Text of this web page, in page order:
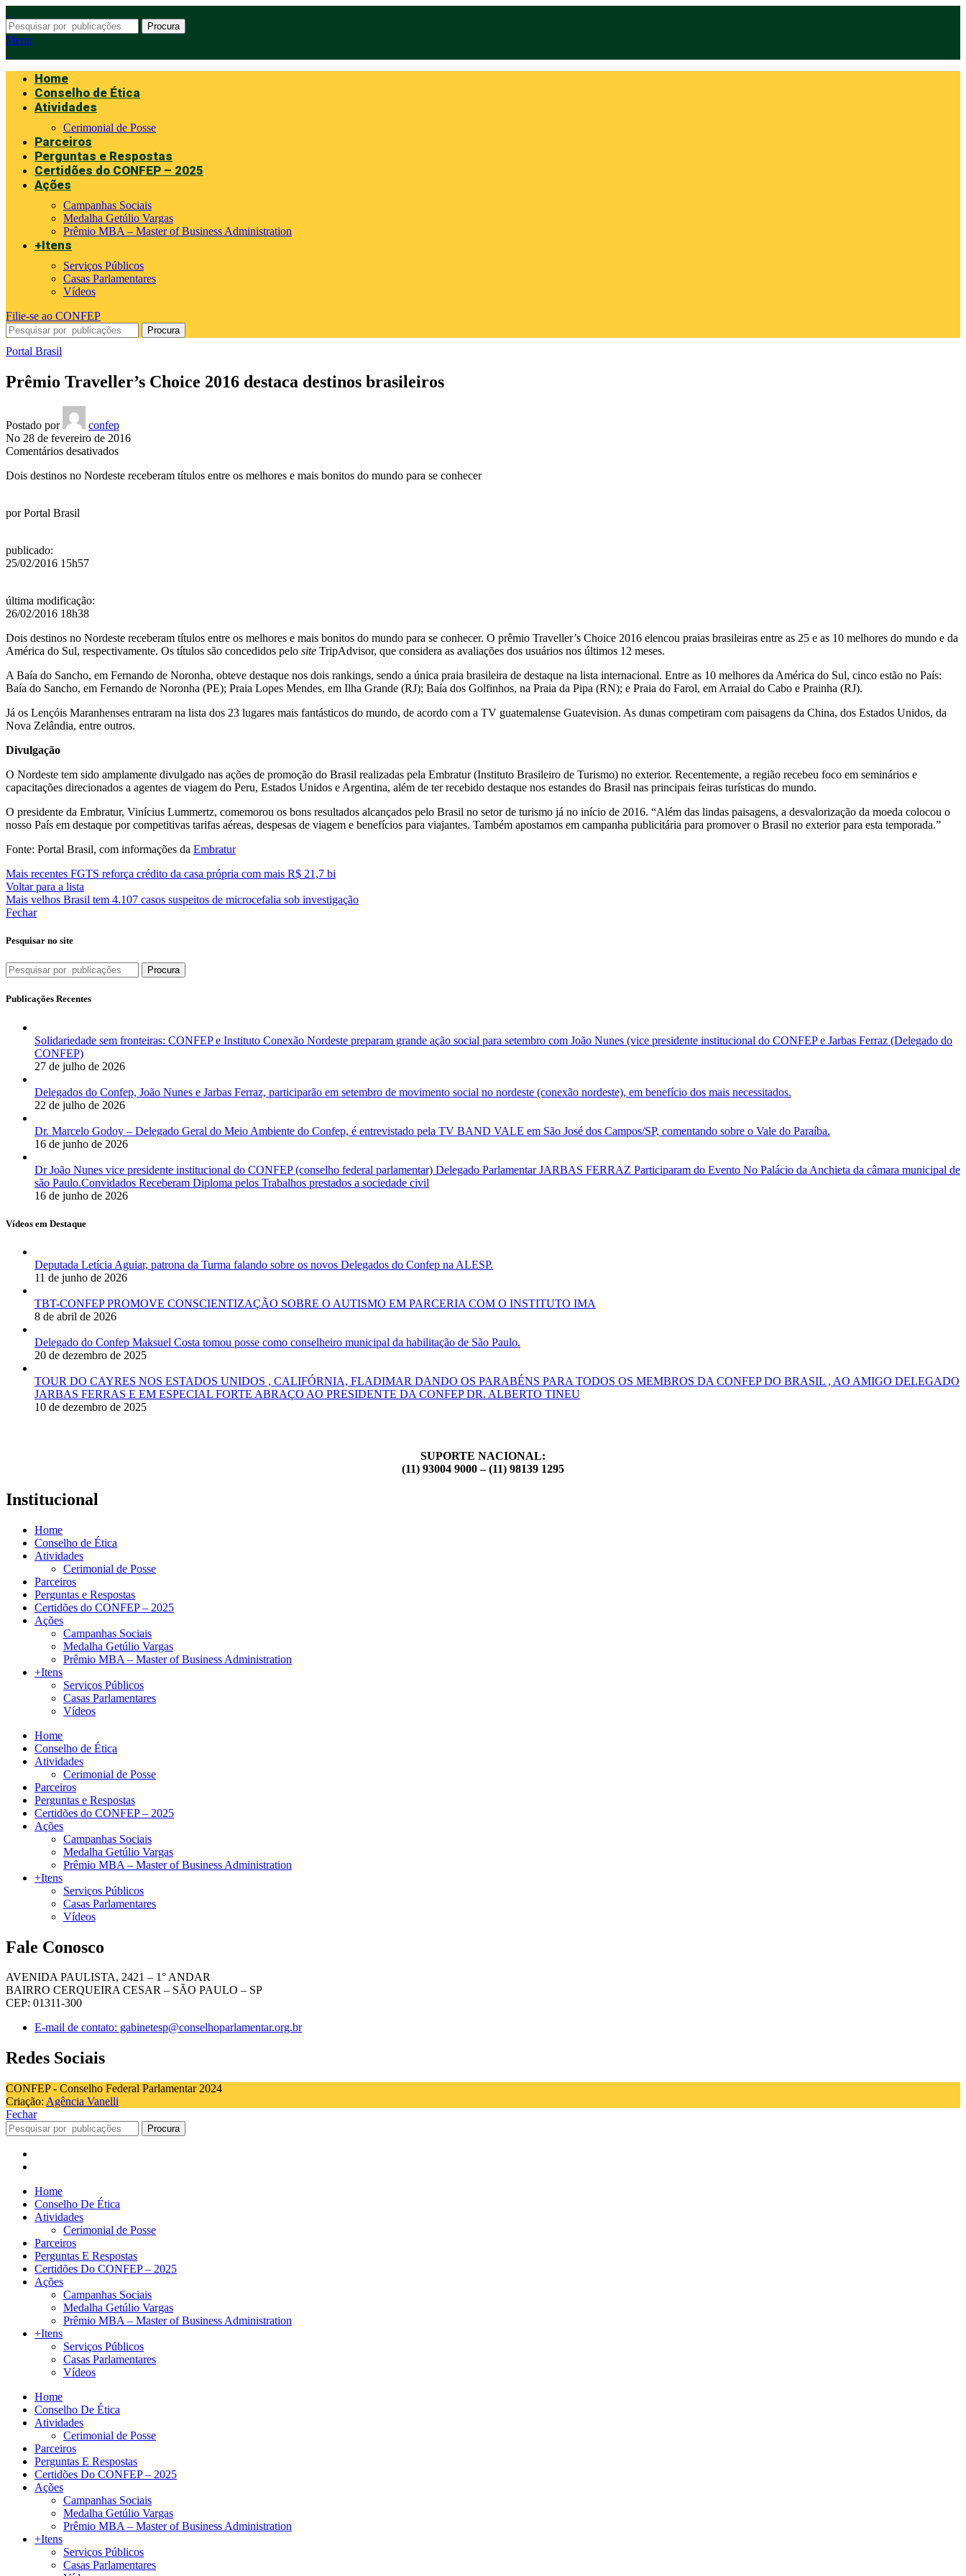
Procura
Menu
Home
Conselho de Ética
Atividades
Cerimonial de Posse
Parceiros
Perguntas e Respostas
Certidões do CONFEP – 2025
Ações
Campanhas Sociais
Medalha Getúlio Vargas
Prêmio MBA – Master of Business Administration
+Itens
Serviços Públicos
Casas Parlamentares
Vídeos
Filie-se ao CONFEP
Procura
Portal Brasil
Prêmio Traveller’s Choice 2016 destaca destinos brasileiros
Postado por
confep
No 28 de fevereiro de 2016
Comentários desativadosem
Traveller’s
Dois destinos no Nordeste receberam títulos entre os melhores e mais bonitos do mundo para se conhecer
porPortal Brasil
publicado:
25/02/2016 15h57
última modificação:
26/02/2016 18h38
Dois destinos no Nordeste receberam títulos entre os melhores e mais bonitos do mundo para se conhecer. O prêmio Traveller’s Choice 2016 elencou praias brasileiras entre as 25 e as 10 melhores do mundo e da
América do Sul, respectivamente. Os títulos são concedidos pelo site TripAdvisor, que considera as avaliações dos usuários nos últimos 12 meses.
A Baía do Sancho, em Fernando de Noronha, obteve destaque nos dois rankings, sendo a única praia brasileira de destaque na lista internacional. Entre as 10 melhores da América do Sul, cinco estão no País:
Baía do Sancho, em Fernando de Noronha (PE); Praia Lopes Mendes, em Ilha Grande (RJ); Baía dos Golfinhos, na Praia da Pipa (RN); e Praia do Farol, em Arraial do Cabo e Prainha (RJ).
Já os Lençóis Maranhenses entraram na lista dos 23 lugares mais fantásticos do mundo, de acordo com a TV guatemalense Guatevision. As dunas competiram com paisagens da China, dos Estados Unidos, da
Nova Zelândia, entre outros.
Divulgação
O Nordeste tem sido amplamente divulgado nas ações de promoção do Brasil realizadas pela Embratur (Instituto Brasileiro de Turismo) no exterior. Recentemente, a região recebeu foco em seminários e
capacitações direcionados a agentes de viagem do Peru, Estados Unidos e Argentina, além de ter recebido destaque nos estandes do Brasil nas principais feiras turísticas do mundo.
O presidente da Embratur, Vinícius Lummertz, comemorou os bons resultados alcançados pelo Brasil no setor de turismo já no início de 2016. “Além das lindas paisagens, a desvalorização da moeda colocou o
nosso País em destaque por competitivas tarifas aéreas, despesas de viagem e benefícios para viajantes. Também apostamos em campanha publicitária para promover o Brasil no exterior para esta temporada.”
Fonte: Portal Brasil, com informações da Embratur
Mais recentes FGTS reforça crédito da casa própria com mais R$ 21,7 bi
Voltar para a lista
Mais velhos Brasil tem 4.107 casos suspeitos de microcefalia sob investigação
Fechar
Pesquisar no site
Procura
Publicações Recentes
Solidariedade sem fronteiras: CONFEP e Instituto Conexão Nordeste preparam grande ação social para setembro com João Nunes (vice presidente institucional do CONFEP e Jarbas Ferraz (Delegado do
CONFEP)
27 de julho de 2026
Delegados do Confep, João Nunes e Jarbas Ferraz, participarão em setembro de movimento social no nordeste (conexão nordeste), em benefício dos mais necessitados.
22 de julho de 2026
Dr. Marcelo Godoy – Delegado Geral do Meio Ambiente do Confep, é entrevistado pela TV BAND VALE em São José dos Campos/SP, comentando sobre o Vale do Paraíba.
16 de junho de 2026
Dr João Nunes vice presidente institucional do CONFEP (conselho federal parlamentar) Delegado Parlamentar JARBAS FERRAZ Participaram do Evento No Palácio da Anchieta da câmara municipal de
são Paulo.Convidados Receberam Diploma pelos Trabalhos prestados a sociedade civil
16 de junho de 2026
Vídeos em Destaque
Deputada Letícia Aguiar, patrona da Turma falando sobre os novos Delegados do Confep na ALESP.
11 de junho de 2026
TBT-CONFEP PROMOVE CONSCIENTIZAÇÃO SOBRE O AUTISMO EM PARCERIA COM O INSTITUTO IMA
8 de abril de 2026
Delegado do Confep Maksuel Costa tomou posse como conselheiro municipal da habilitação de São Paulo.
20 de dezembro de 2025
TOUR DO CAYRES NOS ESTADOS UNIDOS , CALIFÓRNIA, FLADIMAR DANDO OS PARABÉNS PARA TODOS OS MEMBROS DA CONFEP DO BRASIL , AO AMIGO DELEGADO
JARBAS FERRAS E EM ESPECIAL FORTE ABRAÇO AO PRESIDENTE DA CONFEP DR. ALBERTO TINEU
10 de dezembro de 2025
SUPORTE NACIONAL:
(11) 93004 9000 – (11) 98139 1295
Institucional
Home
Conselho de Ética
Atividades
Cerimonial de Posse
Parceiros
Perguntas e Respostas
Certidões do CONFEP – 2025
Ações
Campanhas Sociais
Medalha Getúlio Vargas
Prêmio MBA – Master of Business Administration
+Itens
Serviços Públicos
Casas Parlamentares
Vídeos
Home
Conselho de Ética
Atividades
Cerimonial de Posse
Parceiros
Perguntas e Respostas
Certidões do CONFEP – 2025
Ações
Campanhas Sociais
Medalha Getúlio Vargas
Prêmio MBA – Master of Business Administration
+Itens
Serviços Públicos
Casas Parlamentares
Vídeos
Fale Conosco
AVENIDA PAULISTA, 2421 – 1° ANDAR
BAIRRO CERQUEIRA CESAR – SÃO PAULO – SP
CEP: 01311-300
E-mail de contato: gabinetesp@conselhoparlamentar.org.br
Redes Sociais
CONFEP - Conselho Federal Parlamentar 2024
Criação: Agência Vanelli
Fechar
Procura
Home
Conselho De Ética
Atividades
Cerimonial de Posse
Parceiros
Perguntas E Respostas
Certidões Do CONFEP – 2025
Ações
Campanhas Sociais
Medalha Getúlio Vargas
Prêmio MBA – Master of Business Administration
+Itens
Serviços Públicos
Casas Parlamentares
Vídeos
Home
Conselho De Ética
Atividades
Cerimonial de Posse
Parceiros
Perguntas E Respostas
Certidões Do CONFEP – 2025
Ações
Campanhas Sociais
Medalha Getúlio Vargas
Prêmio MBA – Master of Business Administration
+Itens
Serviços Públicos
Casas Parlamentares